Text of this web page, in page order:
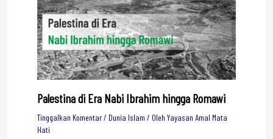
Palestina di Era Nabi Ibrahim hingga Romawi
Tinggalkan Komentar/ Dunia Islam / Oleh Yayasan Amal Mata
Hati